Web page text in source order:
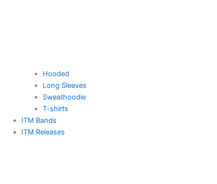
Hooded
Long Sleeves
Sweathoodie
T-shirts
ITM Bands
ITM Releases